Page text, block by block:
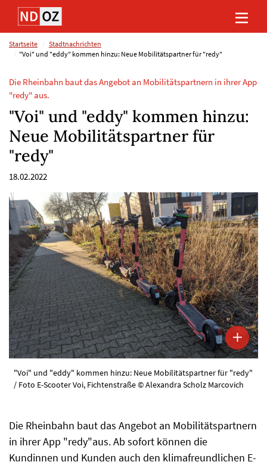
Direkt
Inhalt
(Eingabetaste)
Direkt
Hauptmenu
(Eingabetaste)
Direkt
Suche
(Eingabetaste)
Direkt
Footer
(Eingabetaste)
Startseite
Stadtnachrichten
"Voi" und "eddy" kommen hinzu: Neue Mobilitätspartner für "redy"
Die Rheinbahn baut das Angebot an Mobilitätspartnern in ihrer App
"redy" aus.
"Voi" und "eddy" kommen hinzu:
Neue Mobilitätspartner für
"redy"
18.02.2022
"Voi" und "eddy" kommen hinzu: Neue Mobilitätspartner für "redy"
/ Foto E-Scooter Voi, Fichtenstraße © Alexandra Scholz Marcovich
Die Rheinbahn baut das Angebot an Mobilitätspartnern
in ihrer App "redy"aus. Ab sofort können die
Kundinnen und Kunden auch den klimafreundlichen E-